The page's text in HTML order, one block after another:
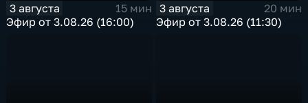
3 августа
15 мин
Эфир от 3.08.26 (16:00)
3 августа
20 мин
Эфир от 3.08.26 (11:30)